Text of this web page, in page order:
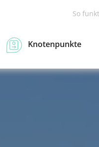
So
Knotenpunkte